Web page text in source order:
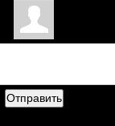
Отправить